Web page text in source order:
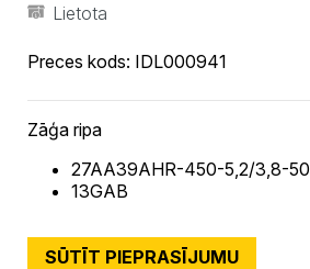
Lietota
Preces kods: IDL000941
Zāģa ripa
27AA39AHR-450-5,2/3,8-50
13GAB
SŪTĪT PIEPRASĪJUMU